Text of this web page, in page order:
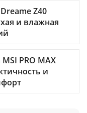
Z40
и влажная
PRO MAX
и